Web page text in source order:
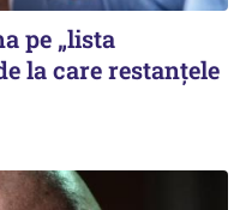
pe „lista
la care restanțele